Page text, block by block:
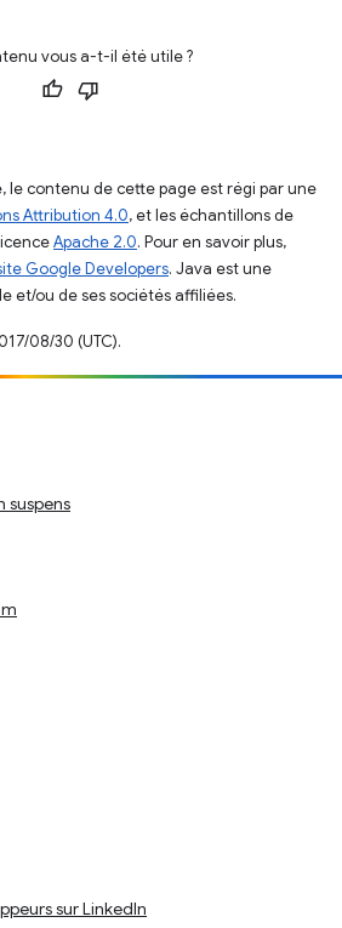
vous a-t-il été utile ?
le contenu de cette page est régi par une
Attribution 4.0, et les échantillons de
Apache 2.0. Pour en savoir plus,
Google Developers. Java est une
et/ou de ses sociétés affiliées.
08/30 (UTC).
suspens
sur LinkedIn